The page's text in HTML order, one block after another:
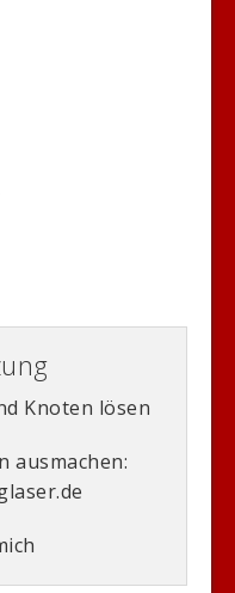
Knoten lösen
ausmachen: